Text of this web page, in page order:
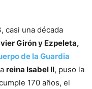
casi una década
Girón y Ezpeleta,
de la Guardia
reina Isabel II, puso la
170 años, el